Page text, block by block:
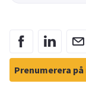
Prenumerera